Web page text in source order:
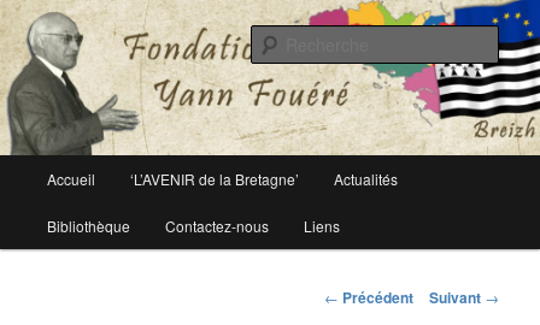
Fondation Yann Fouéré
Le site officiel de la fondation Yann Fouéré
principal
Aller
au
Accueil ‘L’AVENIR de la Bretagne’ Actualités
Bibliothèque Contactez-nous Liens
Navigation
← Précédent Suivant →